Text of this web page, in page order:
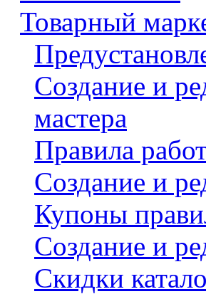
Товарный
Создание и
мастера
Правила
Создание и
Купоны
Создание и
Скидки